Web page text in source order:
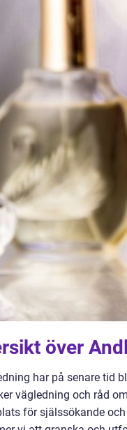
över
har på senare tid
vägledning och råd
för själssökande